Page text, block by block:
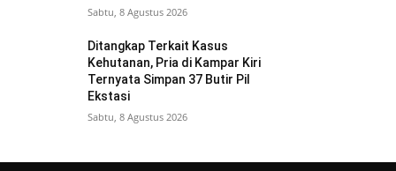
Sabtu, 8 Agustus 2026
Ditangkap Terkait Kasus
Kehutanan, Pria di Kampar Kiri
Ternyata Simpan 37 Butir Pil
Ekstasi
Sabtu, 8 Agustus 2026